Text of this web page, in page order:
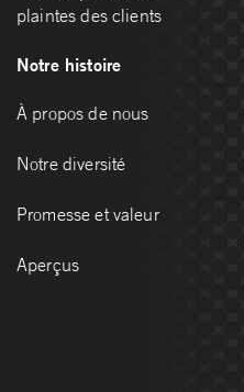
plaintes des clients
Notre histoire
À propos de nous
Notre diversité
Promesse et valeur
Aperçus